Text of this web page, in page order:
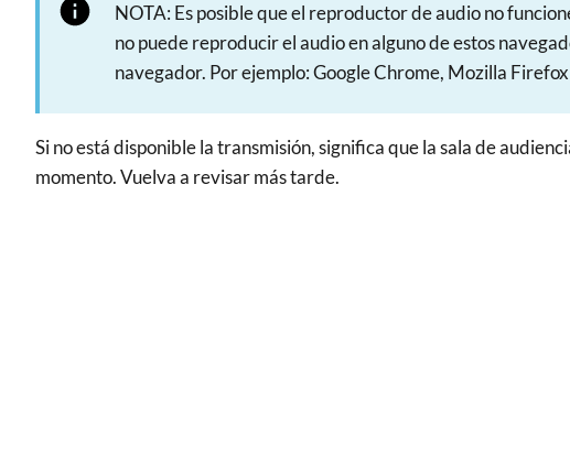
NOTA: Es posible que el reproductor de audio no
no puede reproducir el audio en alguno de estos
navegador. Por ejemplo: Google Chrome, Mozilla
Si no está disponible la transmisión, significa que la sala de
momento. Vuelva a revisar más tarde.